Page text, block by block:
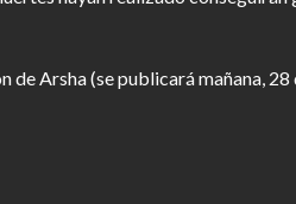
Arsha (se publicará mañana, 28